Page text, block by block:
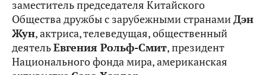
заместитель председателя Китайского
Общества дружбы с зарубежными странамиДэн
Жун, актриса, телеведущая, общественный
деятельЕвгения Рольф-Смит, президент
Национального фонда мира, американская